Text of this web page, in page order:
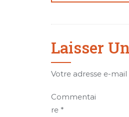
Laisser
Votre adresse e-
Commentai
re *